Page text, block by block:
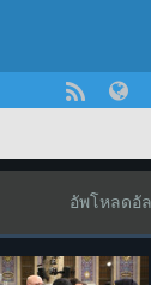
อัพโหลดอั